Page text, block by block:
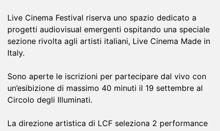
Live Cinema Festival riserva uno spazio dedicato a
progetti audiovisual emergenti ospitando una speciale
sezione rivolta agli artisti italiani, Live Cinema Made in
Italy.
Sono aperte le iscrizioni per partecipare dal vivo con
un’esibizione di massimo 40 minuti il 19 settembre al
Circolo degli Illuminati.
La direzione artistica di LCF seleziona 2 performance